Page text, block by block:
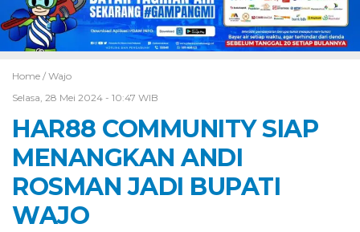
Home / Wajo
Selasa, 28 Mei 2024 - 10:47 WIB
HAR88 COMMUNITY SIAP
MENANGKAN ANDI
ROSMAN JADI BUPATI
WAJO